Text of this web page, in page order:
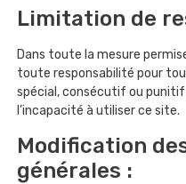
Limitation de
Dans toute la mesure
toute responsabilité pour
spécial, consécutif ou
l’incapacité à utiliser ce site.
Modification
générales :